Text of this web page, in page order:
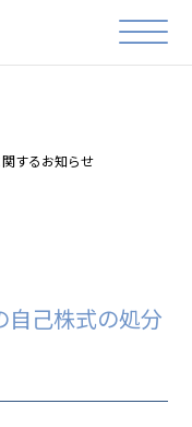
するお知らせ
自己株式の処分